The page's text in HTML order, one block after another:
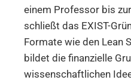
einem Professor bis
schließt das EXIST-
Formate wie den Lean
bildet die finanzielle
wissenschaftlichen